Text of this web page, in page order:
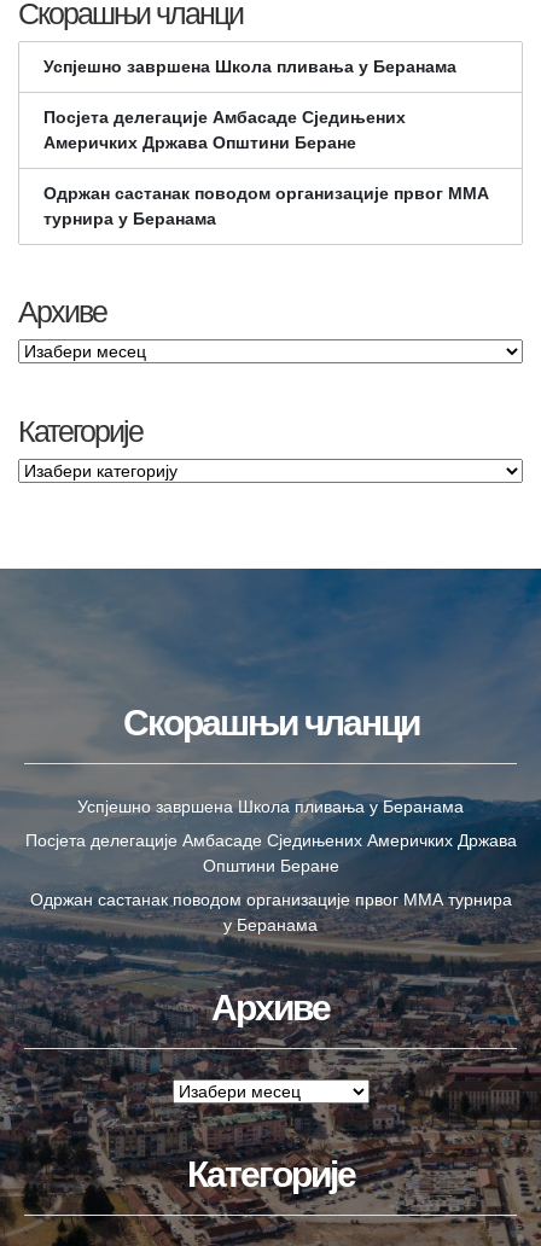
Скорашњи чланци
Успјешно завршена Школа пливања у Беранама
Посјета делегације Амбасаде Сједињених
Америчких Држава Општини Беране
Одржан састанак поводом организације првог ММА
турнира у Беранама
Архиве
Категорије
Скорашњи чланци
Успјешно завршена Школа пливања у Беранама
Посјета делегације Амбасаде Сједињених Америчких Држава
Општини Беране
Одржан састанак поводом организације првог ММА турнира
у Беранама
Архиве
Категорије